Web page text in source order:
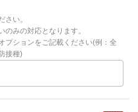
さい。
のみの対応となります。
プションをご記載ください(例：全
接種)